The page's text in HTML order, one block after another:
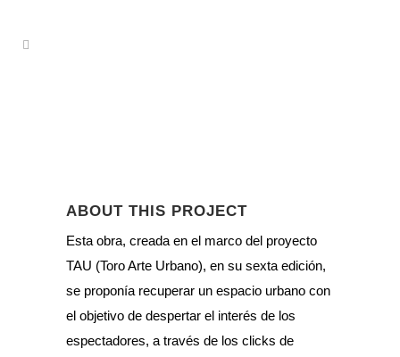
ABOUT THIS PROJECT
Esta obra, creada en el marco del proyecto
TAU (Toro Arte Urbano), en su sexta edición,
se proponía recuperar un espacio urbano con
el objetivo de despertar el interés de los
espectadores, a través de los clicks de